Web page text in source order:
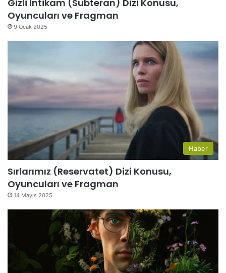
Gizli İntikam (Subteran) Dizi Konusu,
Oyuncuları ve Fragman
9 Ocak 2025
Haber
Sırlarımız (Reservatet) Dizi Konusu,
Oyuncuları ve Fragman
14 Mayıs 2025